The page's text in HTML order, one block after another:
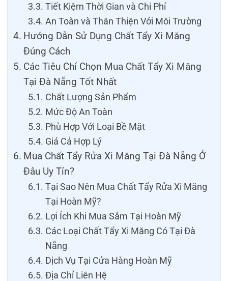
Tiết Kiệm Thời Gian và Chi Phí
An Toàn và Thân Thiện Với Môi Trường
Hướng Dẫn Sử Dụng Chất Tẩy Xi Măng
Đúng Cách
Các Tiêu Chí Chọn Mua Chất Tẩy Xi Măng
Tại Đà Nẵng Tốt Nhất
Chất Lượng Sản Phẩm
Mức Độ An Toàn
Phù Hợp Với Loại Bề Mặt
Giá Cả Hợp Lý
Mua Chất Tẩy Rửa Xi Măng Tại Đà Nẵng Ở
Đâu Uy Tín?
Tại Sao Nên Mua Chất Tẩy Rửa Xi Măng
Tại Hoàn Mỹ?
Lợi Ích Khi Mua Sắm Tại Hoàn Mỹ
Các Loại Chất Tẩy Xi Măng Có Tại Đà
Nẵng
Dịch Vụ Tại Cửa Hàng Hoàn Mỹ
Địa Chỉ Liên Hệ